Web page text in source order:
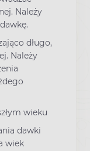
Należy
długo,
Należy
wieku
dawki
wiek